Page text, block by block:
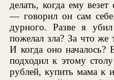
делать, когда ему
— говорил он сам
дурного. Разве я убил
пожелал зла? За что же
И когда оно началось?
подходил к этому
рублей, купить мама к